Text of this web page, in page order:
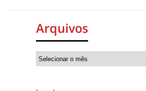
Arquivos